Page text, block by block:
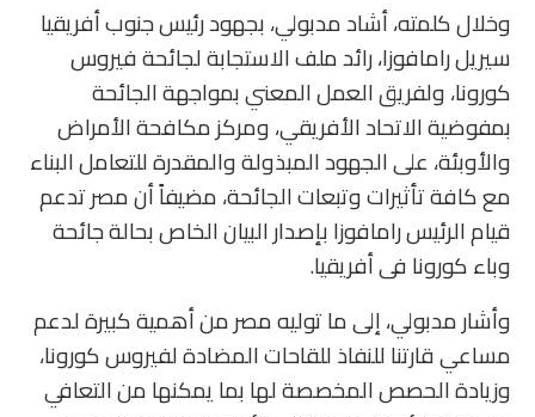
وخلال كلمته، أشاد مدبولي، بجهود رئيس جنوب أفريقيا
سيريل رامافوزا، رائد ملف الاستجابة لجائحة فيروس
كورونا، ولفريق العمل المعني بمواجهة الجائحة
بمفوضية الاتحاد الأفريقي، ومركز مكافحة الأمراض
والأوبئة، على الجهود المبذولة والمقدرة للتعامل البناء
مع كافة تأثيرات وتبعات الجائحة، مضيفاً أن مصر تدعم
قيام الرئيس رامافوزا بإصدار البيان الخاص بحالة جائحة
وباء كورونا فى أفريقيا.
وأشار مدبولي، إلى ما توليه مصر من أهمية كبيرة لدعم
مساعي قارتنا للنفاذ للقاحات المضادة لفيروس كورونا،
وزيادة الحصص المخصصة لها بما يمكنها من التعافي